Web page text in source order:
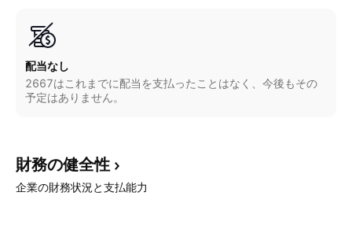
配当なし
2667はこれまでに配当を支払ったことはなく、今後もその
予定はありません。
財務の健全性
企業の財務状況と支払能力